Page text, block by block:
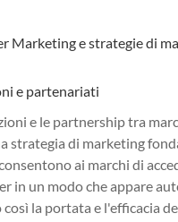
Marketing e strategie di
e partenariati
e le partnership tra
strategia di marketing
ai marchi di
in un modo che appare
la portata e l'efficacia